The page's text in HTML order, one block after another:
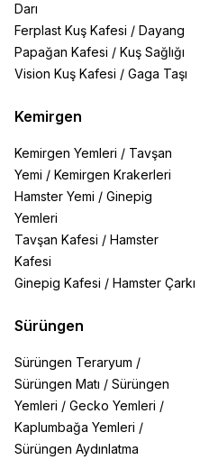
Darı
Ferplast Kuş Kafesi / Dayang
Papağan Kafesi / Kuş Sağlığı
Vision Kuş Kafesi / Gaga Taşı
Kemirgen
Kemirgen Yemleri / Tavşan
Yemi / Kemirgen Krakerleri
Hamster Yemi / Ginepig
Yemleri
Tavşan Kafesi / Hamster
Kafesi
Ginepig Kafesi / Hamster Çarkı
Sürüngen
Sürüngen Teraryum /
Sürüngen Matı / Sürüngen
Yemleri / Gecko Yemleri /
Kaplumbağa Yemleri /
Sürüngen Aydınlatma